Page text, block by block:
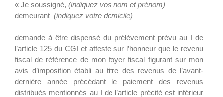
« Je soussigné, (indiquez vos nom et prénom)
demeurant (indiquez votre domicile)
demande à être dispensé du prélèvement prévu au I de
l’article 125 du CGI et atteste sur l’honneur que le revenu
fiscal de référence de mon foyer fiscal figurant sur mon
avis d’imposition établi au titre des revenus de l’avant-
dernière année précédant le paiement des revenus
distribués mentionnés au I de l’article précité est inférieur